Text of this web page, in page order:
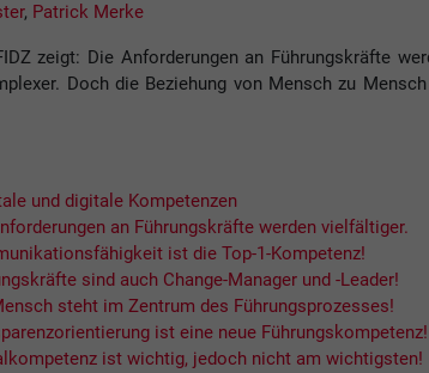
, Patrick Merke
zeigt: Die Anforderungen an Führungskräfte
Doch die Beziehung von Mensch zu
und digitale Kompetenzen
an Führungskräfte werden vielfältiger.
ist die Top-1-Kompetenz!
sind auch Change-Manager und -Leader!
steht im Zentrum des Führungsprozesses!
ist eine neue Führungskompetenz!
ist wichtig, jedoch nicht am wichtigsten!